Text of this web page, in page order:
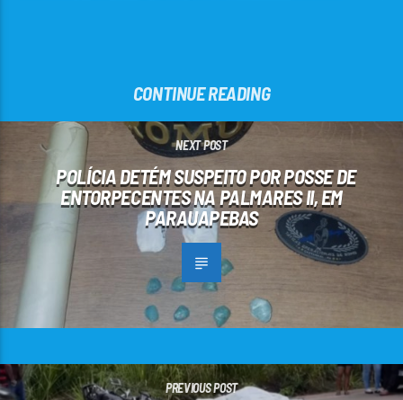
CONTINUE READING
NEXT POST
POLÍCIA DETÉM SUSPEITO POR POSSE DE
ENTORPECENTES NA PALMARES II, EM
PARAUAPEBAS
PREVIOUS POST